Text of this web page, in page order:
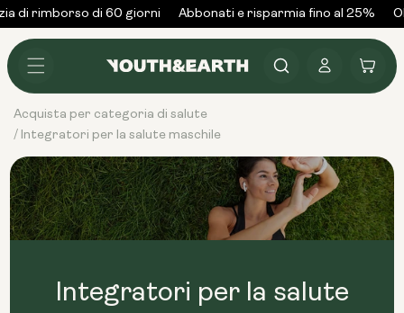
Vai al
contenuto
di rimborso di 60 giorni Abbonati e risparmia fino al 25%
Accedi Carrello
Acquista per categoria di salute
/ Integratori per la salute maschile
Integratori per la salute